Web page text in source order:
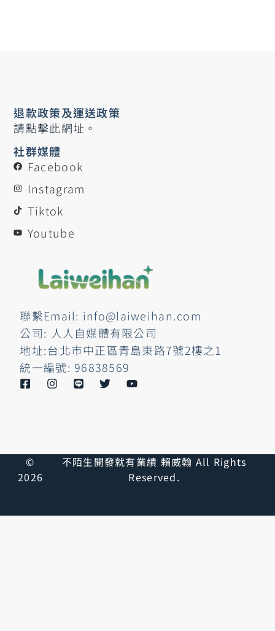
聯繫Email: info@laiweihan.com
公司: 人人自媒體有限公司
地址:台北市中正區青島東路7號2樓之1
統一編號: 96838569
社群媒體
Facebook
Instagram
Tiktok
Youtube
退款政策及運送政策
請點擊此網址。
©
2026
不陌生開發就有業績 賴威翰 All Rights
Reserved.